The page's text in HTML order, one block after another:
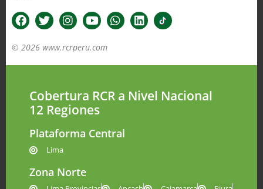
© 2026 www.rcrperu.com
Cobertura RCR a Nivel Nacional
12 Regiones
Plataforma Central
Lima
Zona Norte